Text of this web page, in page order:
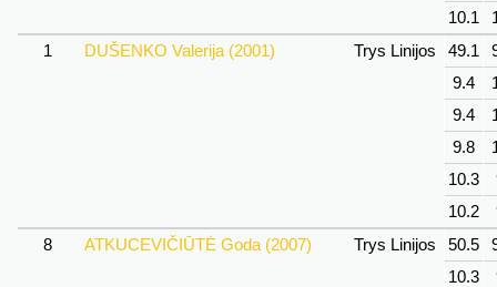
10.1
1
DUŠENKO Valerija (2001) Trys Linijos 49.1
9.4
9.4
9.8
10.3
10.2
8
ATKUCEVIČIŪTĖ Goda (2007) Trys Linijos 50.5
10.3